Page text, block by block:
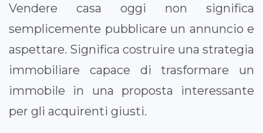
Vendere casa oggi non significa
semplicemente pubblicare un annuncio e
aspettare. Significa costruire una strategia
immobiliare capace di trasformare un
immobile in una proposta interessante
per gli acquirenti giusti.